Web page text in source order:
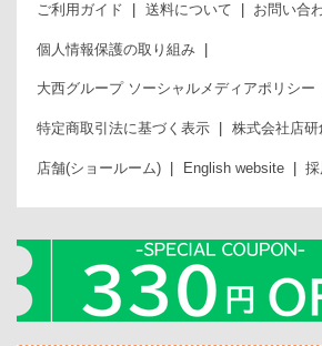
ご利用ガイド 送料について お問い合
個人情報保護の取り組み
大西グループ ソーシャルメディアポリシー
特定商取引法に基づく表示 株式会社店
店舗(ショールーム) English website